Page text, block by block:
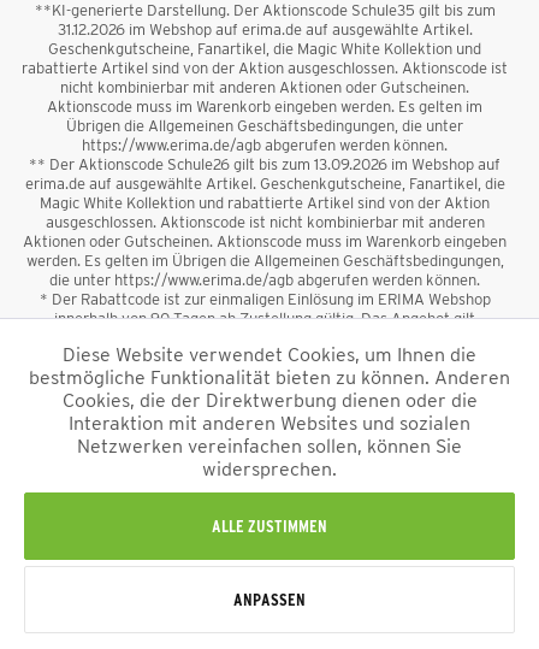
**KI-generierte Darstellung. Der Aktionscode Schule35 gilt bis zum
31.12.2026 im Webshop auf erima.de auf ausgewählte Artikel.
Geschenkgutscheine, Fanartikel, die Magic White Kollektion und
rabattierte Artikel sind von der Aktion ausgeschlossen. Aktionscode ist
nicht kombinierbar mit anderen Aktionen oder Gutscheinen.
Aktionscode muss im Warenkorb eingeben werden. Es gelten im
Übrigen die Allgemeinen Geschäftsbedingungen, die unter
https://www.erima.de/agb abgerufen werden können.
** Der Aktionscode Schule26 gilt bis zum 13.09.2026 im Webshop auf
erima.de auf ausgewählte Artikel. Geschenkgutscheine, Fanartikel, die
Magic White Kollektion und rabattierte Artikel sind von der Aktion
ausgeschlossen. Aktionscode ist nicht kombinierbar mit anderen
Aktionen oder Gutscheinen. Aktionscode muss im Warenkorb eingeben
werden. Es gelten im Übrigen die Allgemeinen Geschäftsbedingungen,
die unter https://www.erima.de/agb abgerufen werden können.
* Der Rabattcode ist zur einmaligen Einlösung im ERIMA Webshop
innerhalb von 90 Tagen ab Zustellung gültig. Das Angebot gilt
sowie Geschenkgutscheine sind vom Rabatt ausgeschlossen. Der
Rabattcode ist nicht mit anderen Aktionen oder Gutscheinen
kombinierbar. Der Mindestbestellwert beträgt 50 €
*Alle Preise verstehen sich inkl. Mehrwertsteuer und zzgl.
und ggf. Nachnahmegebühren, wenn nicht anders
beschrieben.
Alle Rechte vorbehalten © 2026
Diese Website verwendet Cookies, um Ihnen die
bestmögliche Funktionalität bieten zu können. Anderen
Cookies, die der Direktwerbung dienen oder die
Interaktion mit anderen Websites und sozialen
Netzwerken vereinfachen sollen, können Sie
widersprechen.